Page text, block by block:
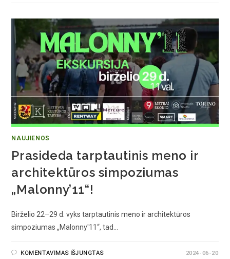
NAUJIENOS
Prasideda tarptautinis meno ir
architektūros simpoziumas
„Malonny’11“!
Birželio 22–29 d. vyks tarptautinis meno ir architektūros
simpoziumas „Malonny'11“, tad…
KOMENTAVIMAS IŠJUNGTAS 2024-06-20